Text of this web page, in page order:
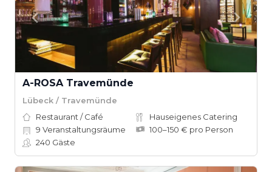
A-ROSA Travemünde
Lübeck / Travemünde
Restaurant / Café
Hauseigenes Catering
9 Veranstaltungsräume
100–150 € pro Person
240 Gäste